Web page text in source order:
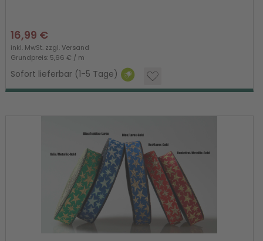
16,99 €
inkl. MwSt. zzgl.Versand
Grundpreis: 5,66 € / m
Sofort lieferbar (1-5 Tage)